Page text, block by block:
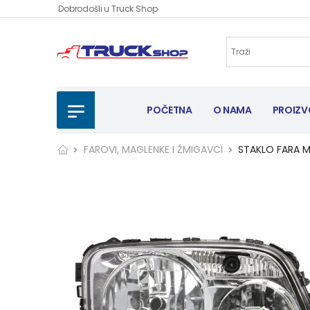
Dobrodošli u Truck Shop
POČETNA O NAMA
FAROVI, MAGLENKE I ŽMIGAVCI STAKLO FARA